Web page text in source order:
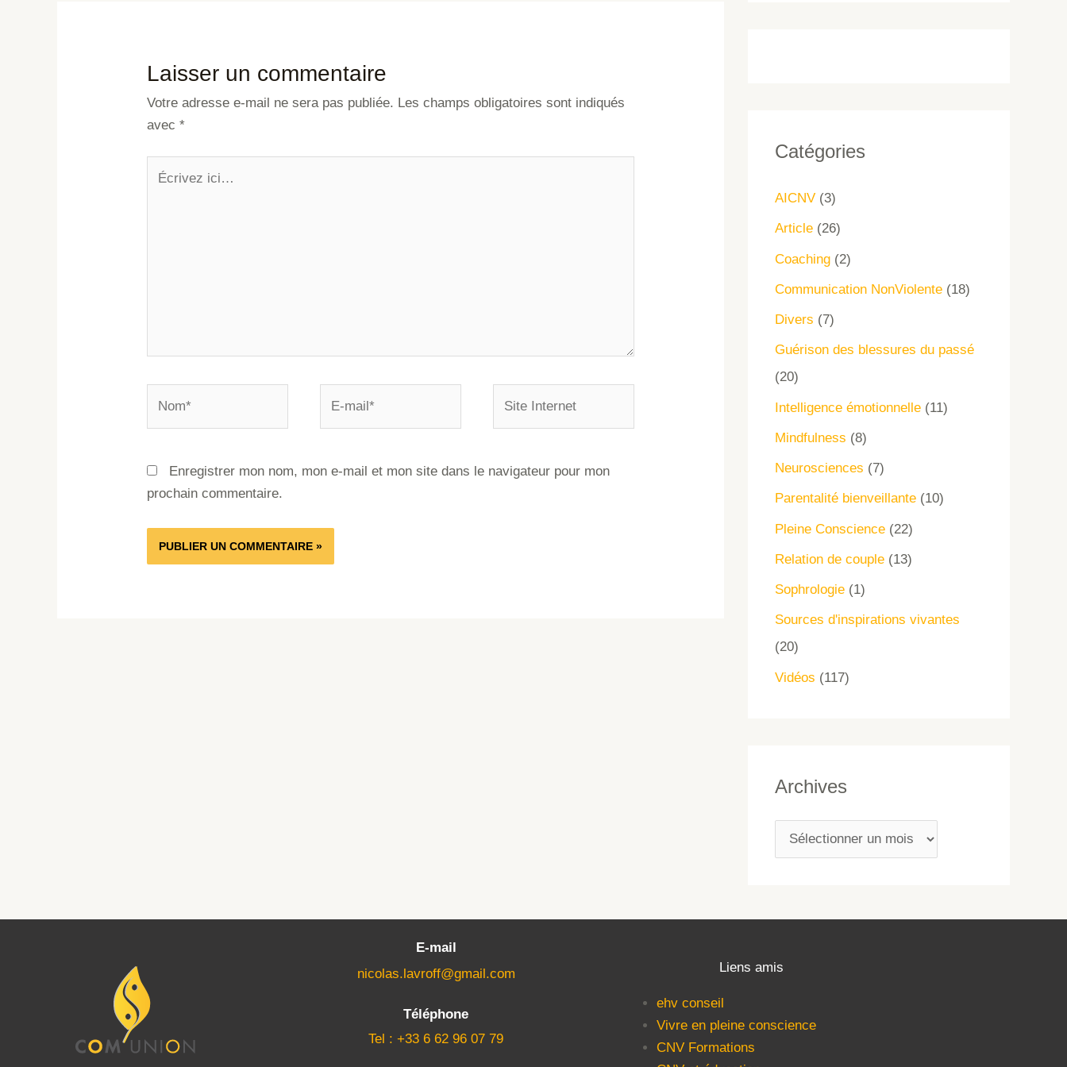
Laisser un commentaire
Votre adresse e-mail ne sera pas publiée. Les champs obligatoires sont indiqués
avec*
Enregistrer mon nom, mon e-mail et mon site dans le navigateur pour mon
prochain commentaire.
Catégories
AICNV (3)
Article (26)
Coaching (2)
Communication NonViolente (18)
Divers (7)
Guérison des blessures du passé
(20)
Intelligence émotionnelle (11)
Mindfulness (8)
Neurosciences (7)
Parentalité bienveillante (10)
Pleine Conscience (22)
Relation de couple (13)
Sophrologie (1)
Sources d'inspirations vivantes
(20)
Vidéos (117)
Archives
E-mail
nicolas.lavroff@gmail.com
Téléphone
Tel : +33 6 62 96 07 79
Liens amis
ehv conseil
Vivre en pleine conscience
CNV Formations